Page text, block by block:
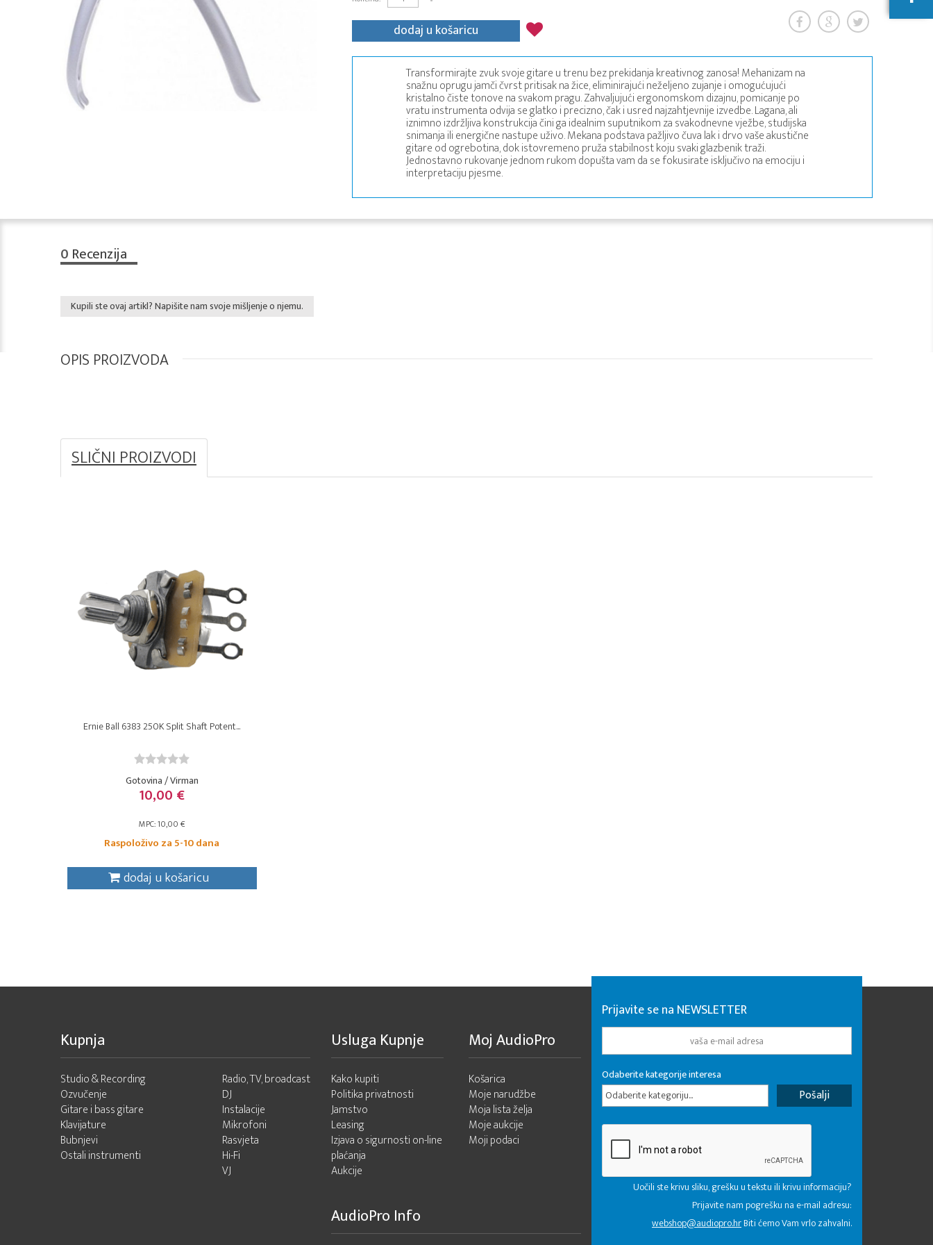
dodaj u košaricu
Transformirajte zvuk svoje gitare u trenu bez prekidanja kreativnog zanosa! Mehanizam na
snažnu oprugu jamči čvrst pritisak na žice, eliminirajući neželjeno zujanje i omogućujući
kristalno čiste tonove na svakom pragu. Zahvaljujući ergonomskom dizajnu, pomicanje po
vratu instrumenta odvija se glatko i precizno, čak i usred najzahtjevnije izvedbe. Lagana, ali
iznimno izdržljiva konstrukcija čini ga idealnim suputnikom za svakodnevne vježbe, studijska
snimanja ili energične nastupe uživo. Mekana podstava pažljivo čuva lak i drvo vaše akustične
gitare od ogrebotina, dok istovremeno pruža stabilnost koju svaki glazbenik traži.
Jednostavno rukovanje jednom rukom dopušta vam da se fokusirate isključivo na emociju i
interpretaciju pjesme.
0 Recenzija
Kupili ste ovaj artikl? Napišite nam svoje mišljenje o njemu.
OPIS PROIZVODA
SLIČNI PROIZVODI
Ernie Ball 6383 250K Split Shaft Potent...
Gotovina / Virman
10,00 €
MPC: 10,00 €
Raspoloživo za 5-10 dana
dodaj u košaricu
Kupnja
Studio & Recording
Ozvučenje
Gitare i bass gitare
Klavijature
Bubnjevi
Ostali instrumenti
Radio, TV, broadcast
DJ
Instalacije
Mikrofoni
Rasvjeta
Hi-Fi
VJ
Usluga Kupnje
Kako kupiti
Politika privatnosti
Jamstvo
Leasing
Izjava o sigurnosti on-line
plaćanja
Aukcije
Moj AudioPro
Košarica
Moje narudžbe
Moja lista želja
Moje aukcije
Moji podaci
AudioPro Info
Prijavite se na NEWSLETTER
Odaberite kategorije interesa
Odaberite kategoriju...
Uočili ste krivu sliku, grešku u tekstu ili krivu informaciju?
Prijavite nam pogrešku na e-mail adresu:
webshop@audiopro.hrBiti ćemo Vam vrlo zahvalni.